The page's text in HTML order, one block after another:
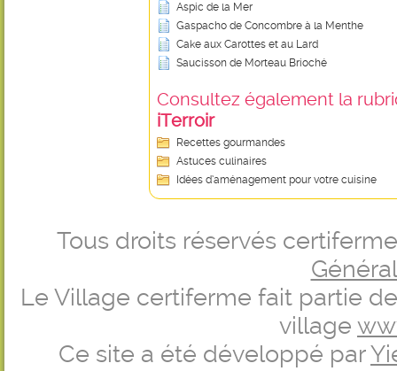
Aspic de la Mer
Gaspacho de Concombre à la Menthe
Cake aux Carottes et au Lard
Saucisson de Morteau Brioché
Consultez également la
iTerroir
Recettes gourmandes
Astuces culinaires
Idées d’aménagement pour votre cuisine
Tous droits réservés
Le Village certiferme fait partie
village
Ce site a été développé par